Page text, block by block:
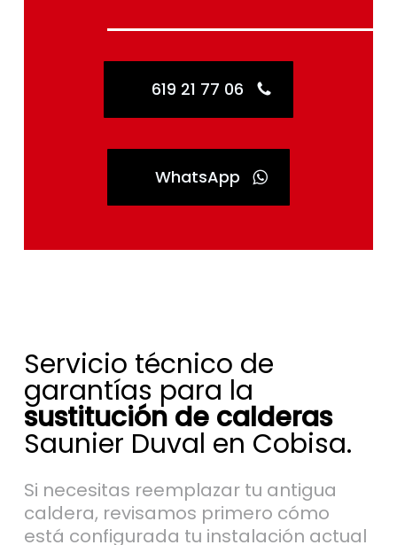
619 21 77 06
WhatsApp
Servicio técnico de
garantías para la
sustitución de calderas
Saunier Duval en Cobisa.
Si necesitas reemplazar tu antigua
caldera, revisamos primero cómo
está configurada tu instalación actual